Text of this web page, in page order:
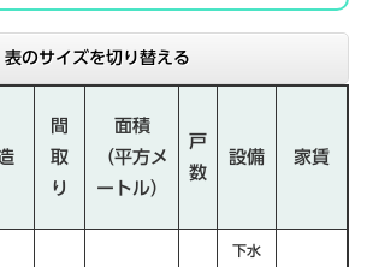
表のサイズを切り替える
間
取
り
面積
（平方メ
ートル）
戸
数
設備 家賃
下水